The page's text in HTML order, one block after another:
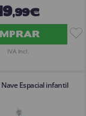
,99€
IVA Incl.
Espacial infantil